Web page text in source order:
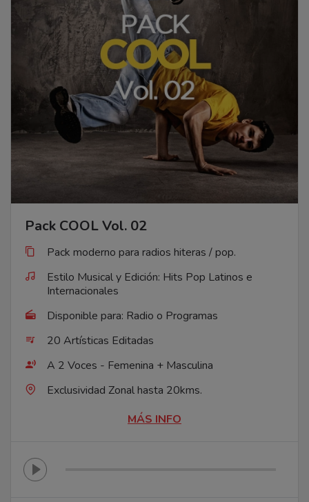
Pack COOL Vol. 02
Pack moderno para radios hiteras / pop.
Estilo Musical y Edición: Hits Pop Latinos e
Internacionales
Disponible para: Radio o Programas
20 Artísticas Editadas
A 2 Voces - Femenina + Masculina
Exclusividad Zonal hasta 20kms.
MÁS INFO